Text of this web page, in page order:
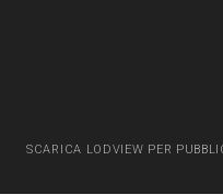
SCARICA LODVIEW PER